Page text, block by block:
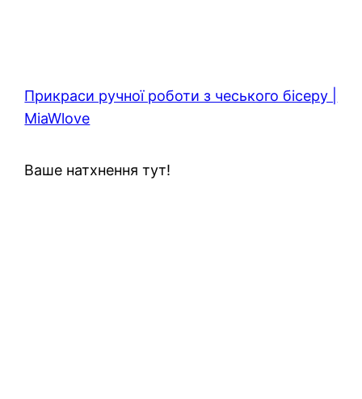
Прикраси ручної роботи з чеського бісеру |
MiaWlove
Ваше натхнення тут!